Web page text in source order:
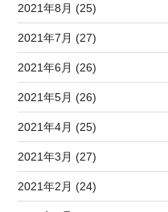
2021年8月 (25)
2021年7月 (27)
2021年6月 (26)
2021年5月 (26)
2021年4月 (25)
2021年3月 (27)
2021年2月 (24)